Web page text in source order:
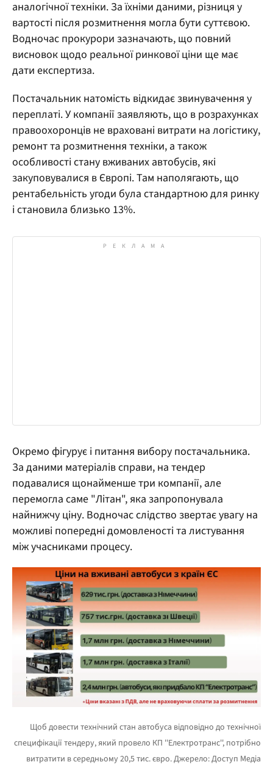
аналогічної техніки. За їхніми даними, різниця у
вартості після розмитнення могла бути суттєвою.
Водночас прокурори зазначають, що повний
висновок щодо реальної ринкової ціни ще має
дати експертиза.
Постачальник натомість відкидає звинувачення у
переплаті. У компанії заявляють, що в розрахунках
правоохоронців не враховані витрати на логістику,
ремонт та розмитнення техніки, а також
особливості стану вживаних автобусів, які
закуповувалися в Європі. Там наполягають, що
рентабельність угоди була стандартною для ринку
і становила близько 13%.
Окремо фігурує і питання вибору постачальника.
За даними матеріалів справи, на тендер
подавалися щонайменше три компанії, але
перемогла саме "Літан", яка запропонувала
найнижчу ціну. Водночас слідство звертає увагу на
можливі попередні домовленості та листування
між учасниками процесу.